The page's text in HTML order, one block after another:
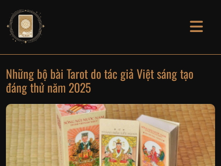
Những bộ bài Tarot do tác giả Việt sáng tạo
đáng thử năm 2025